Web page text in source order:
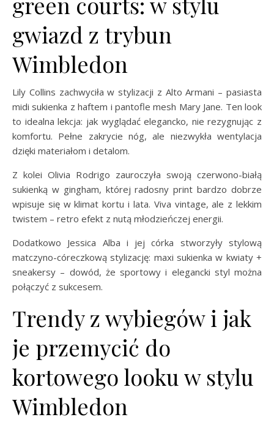
gwiazd z trybun
Wimbledon
Lily Collins zachwyciła w stylizacji z Alto Armani – pasiasta
midi sukienka z haftem i pantofle mesh Mary Jane. Ten look
to idealna lekcja: jak wyglądać elegancko, nie rezygnując z
komfortu. Pełne zakrycie nóg, ale niezwykła wentylacja
dzięki materiałom i detalom.
Z kolei Olivia Rodrigo zauroczyła swoją czerwono-białą
sukienką w gingham, której radosny print bardzo dobrze
wpisuje się w klimat kortu i lata. Viva vintage, ale z lekkim
twistem – retro efekt z nutą młodzieńczej energii.
Dodatkowo Jessica Alba i jej córka stworzyły stylową
matczyno-córeczkową stylizację: maxi sukienka w kwiaty +
sneakersy – dowód, że sportowy i elegancki styl można
połączyć z sukcesem.
Trendy z wybiegów i jak
je przemycić do
kortowego looku w stylu
Wimbledon